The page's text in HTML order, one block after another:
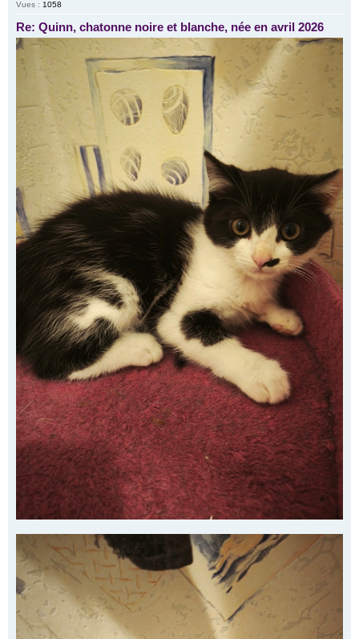
Vues : 1058
Re: Quinn, chatonne noire et blanche, née en avril 2026